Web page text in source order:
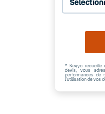
* Keyyo recueille
devis, vous
performances de
l'utilisation de vos